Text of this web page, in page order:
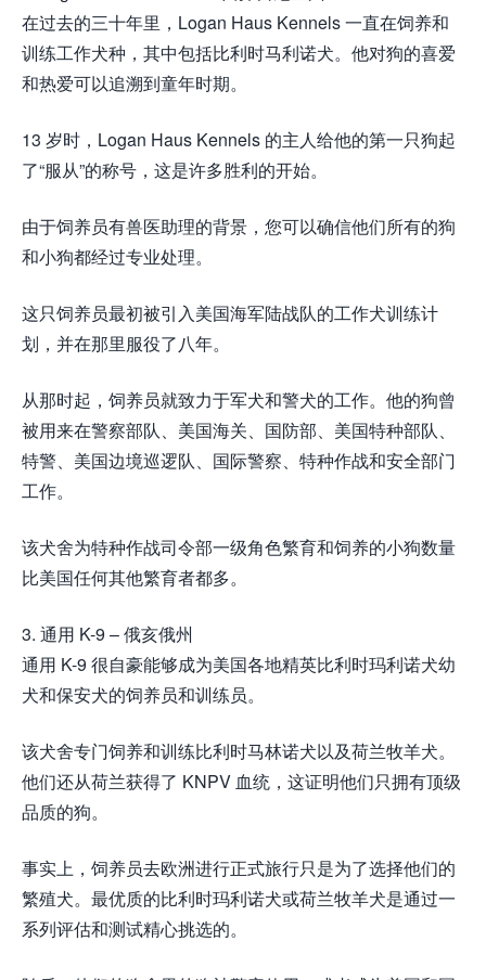
在过去的三十年里，Logan Haus Kennels 一直在饲养和
训练工作犬种，其中包括比利时马利诺犬。他对狗的喜爱
和热爱可以追溯到童年时期。
13 岁时，Logan Haus Kennels 的主人给他的第一只狗起
了“服从”的称号，这是许多胜利的开始。
由于饲养员有兽医助理的背景，您可以确信他们所有的狗
和小狗都经过专业处理。
这只饲养员最初被引入美国海军陆战队的工作犬训练计
划，并在那里服役了八年。
从那时起，饲养员就致力于军犬和警犬的工作。他的狗曾
被用来在警察部队、美国海关、国防部、美国特种部队、
特警、美国边境巡逻队、国际警察、特种作战和安全部门
工作。
该犬舍为特种作战司令部一级角色繁育和饲养的小狗数量
比美国任何其他繁育者都多。
3. 通用 K-9 – 俄亥俄州
通用 K-9 很自豪能够成为美国各地精英比利时玛利诺犬幼
犬和保安犬的饲养员和训练员。
该犬舍专门饲养和训练比利时马林诺犬以及荷兰牧羊犬。
他们还从荷兰获得了 KNPV 血统，这证明他们只拥有顶级
品质的狗。
事实上，饲养员去欧洲进行正式旅行只是为了选择他们的
繁殖犬。最优质的比利时玛利诺犬或荷兰牧羊犬是通过一
系列评估和测试精心挑选的。